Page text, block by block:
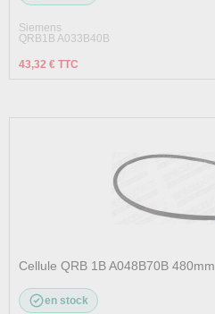
Siemens
QRB1B A033B40B
43,32 € TTC
Cellule QRB 1B A048B70B 480mm
en stock